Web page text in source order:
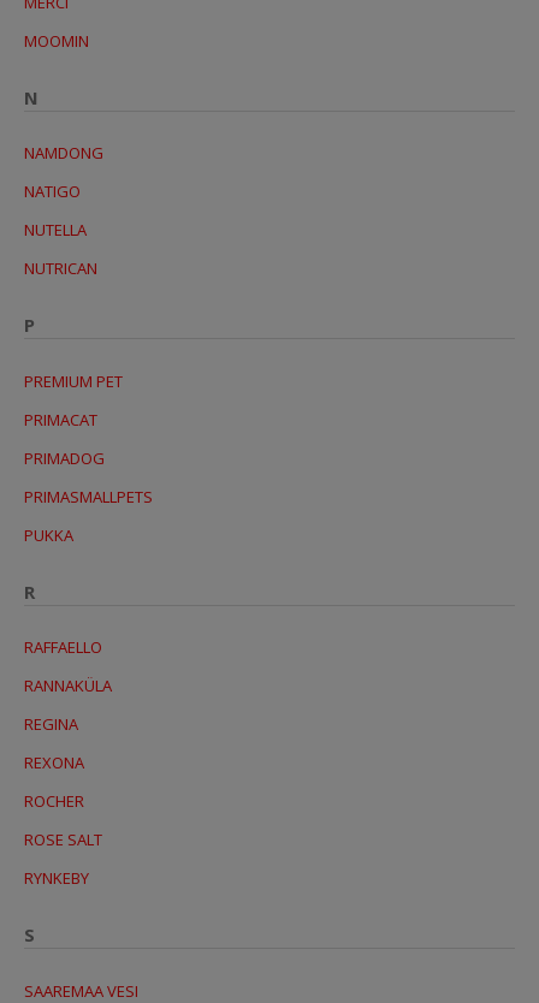
MOOMIN
N
NAMDONG
NATIGO
NUTELLA
NUTRICAN
P
PREMIUM PET
PRIMACAT
PRIMADOG
PRIMASMALLPETS
PUKKA
R
RAFFAELLO
RANNAKÜLA
REGINA
REXONA
ROCHER
ROSE SALT
RYNKEBY
S
SAAREMAA VESI